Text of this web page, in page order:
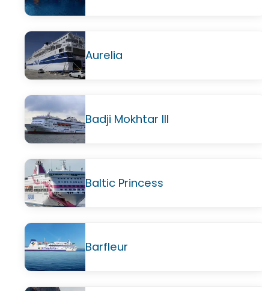
Aurelia
Badji Mokhtar III
Baltic Princess
Barfleur